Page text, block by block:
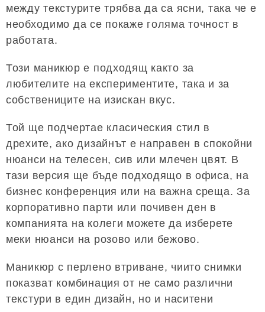
между текстурите трябва да са ясни, така че е
необходимо да се покаже голяма точност в
работата.
Този маникюр е подходящ както за
любителите на експериментите, така и за
собствениците на изискан вкус.
Той ще подчертае класическия стил в
дрехите, ако дизайнът е направен в спокойни
нюанси на телесен, сив или млечен цвят. В
тази версия ще бъде подходящо в офиса, на
бизнес конференция или на важна среща. За
корпоративно парти или почивен ден в
компанията на колеги можете да изберете
меки нюанси на розово или бежово.
Маникюр с перлено втриване, чиито снимки
показват комбинация от не само различни
текстури в един дизайн, но и наситени